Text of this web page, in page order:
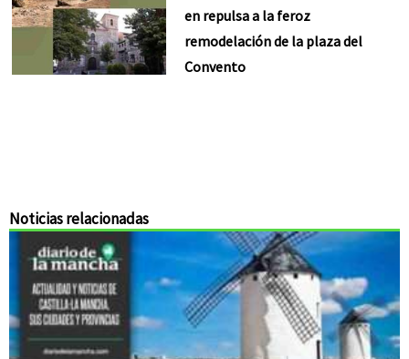
en repulsa a la feroz
remodelación de la plaza del
Convento
Noticias relacionadas